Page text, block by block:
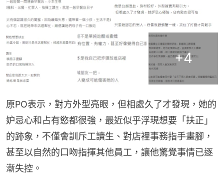
+4
原PO表示，對方外型亮眼，但相處久了才發現，她的
妒忌心和占有慾都很強，最近似乎浮現想要「扶正」
的跡象，不僅會訓斥工讀生、對店裡事務指手畫腳，
甚至以自然的口吻指揮其他員工，讓他驚覺事情已逐
漸失控。